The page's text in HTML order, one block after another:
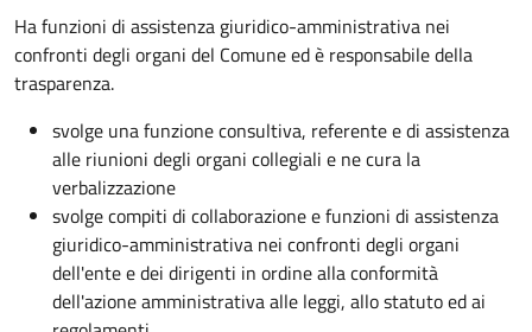
Ha funzioni di assistenza giuridico-amministrativa nei
confronti degli organi del Comune ed è responsabile della
trasparenza.
svolge una funzione consultiva, referente e di assistenza
alle riunioni degli organi collegiali e ne cura la
verbalizzazione
svolge compiti di collaborazione e funzioni di assistenza
giuridico-amministrativa nei confronti degli organi
dell'ente e dei dirigenti in ordine alla conformità
dell'azione amministrativa alle leggi, allo statuto ed ai